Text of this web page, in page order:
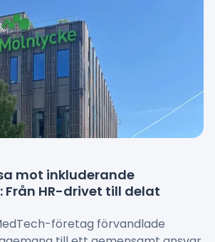
mot inkluderande
HR-drivet till delat
företag förvandlade